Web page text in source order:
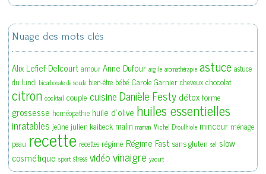
Nuage des mots clés
Alix Lefief-Delcourt amour Anne Dufour argile aromathérapie astuce astuce
du lundi bicarbonate de soude bien-être bébé Carole Garnier cheveux chocolat
citron cocktail couple cuisineDanièle Festy détoxforme
grossesse homéopathie huile d'olive huiles essentielles
inratables jeûne julien kaibeck malin maman Michel Droulhiole minceur ménage
peau recette recettes régime Régime Fast sans gluten sel slow
cosmétique sport stress vidéovinaigre yaourt